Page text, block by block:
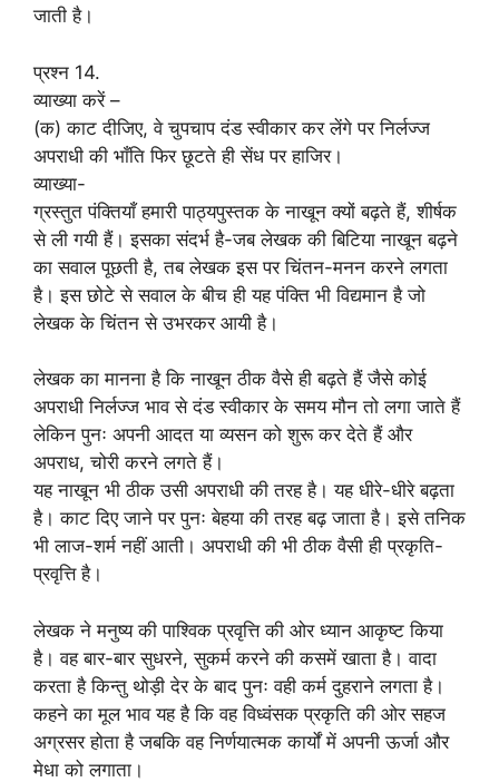
जाती है।
प्रश्न 14.
व्याख्या करें –
(क) काट दीजिए, वे चुपचाप दंड स्वीकार कर लेंगे पर निर्लज्ज
अपराधी की भाँति फिर छूटते ही सेंध पर हाजिर।
व्याख्या-
ग्रस्तुत पंक्तियाँ हमारी पाठ्यपुस्तक के नाखून क्यों बढ़ते हैं, शीर्षक
से ली गयी हैं। इसका संदर्भ है-जब लेखक की बिटिया नाखून बढ़ने
का सवाल पूछती है, तब लेखक इस पर चिंतन-मनन करने लगता
है। इस छोटे से सवाल के बीच ही यह पंक्ति भी विद्यमान है जो
लेखक के चिंतन से उभरकर आयी है।
लेखक का मानना है कि नाखून ठीक वैसे ही बढ़ते हैं जैसे कोई
अपराधी निर्लज्ज भाव से दंड स्वीकार के समय मौन तो लगा जाते हैं
लेकिन पुनः अपनी आदत या व्यसन को शुरू कर देते हैं और
अपराध, चोरी करने लगते हैं।
यह नाखून भी ठीक उसी अपराधी की तरह है। यह धीरे-धीरे बढ़ता
है। काट दिए जाने पर पुनः बेहया की तरह बढ़ जाता है। इसे तनिक
भी लाज-शर्म नहीं आती। अपराधी की भी ठीक वैसी ही प्रकृति-
प्रवृत्ति है।
लेखक ने मनुष्य की पाश्विक प्रवृत्ति की ओर ध्यान आकृष्ट किया
है। वह बार-बार सुधरने, सुकर्म करने की कसमें खाता है। वादा
करता है किन्तु थोड़ी देर के बाद पुनः वही कर्म दुहराने लगता है।
कहने का मूल भाव यह है कि वह विध्वंसक प्रकृति की ओर सहज
अग्रसर होता है जबकि वह निर्णयात्मक कार्यों में अपनी ऊर्जा और
मेधा को लगाता।